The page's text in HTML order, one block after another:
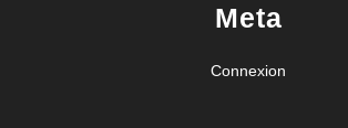
Meta
Connexion